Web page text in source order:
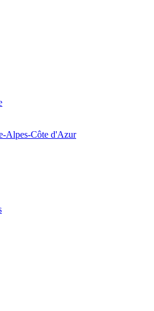
Alpes-Côte d'Azur